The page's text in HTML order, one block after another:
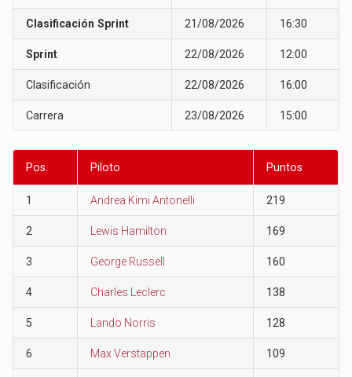
Clasificación Sprint 21/08/2026 16:30
Sprint 22/08/2026 12:00
Clasificación 22/08/2026 16:00
Carrera 23/08/2026 15:00
Pos. Piloto Puntos
1 Andrea Kimi Antonelli 219
2 Lewis Hamilton 169
3 George Russell 160
4 Charles Leclerc 138
5 Lando Norris 128
6 Max Verstappen 109